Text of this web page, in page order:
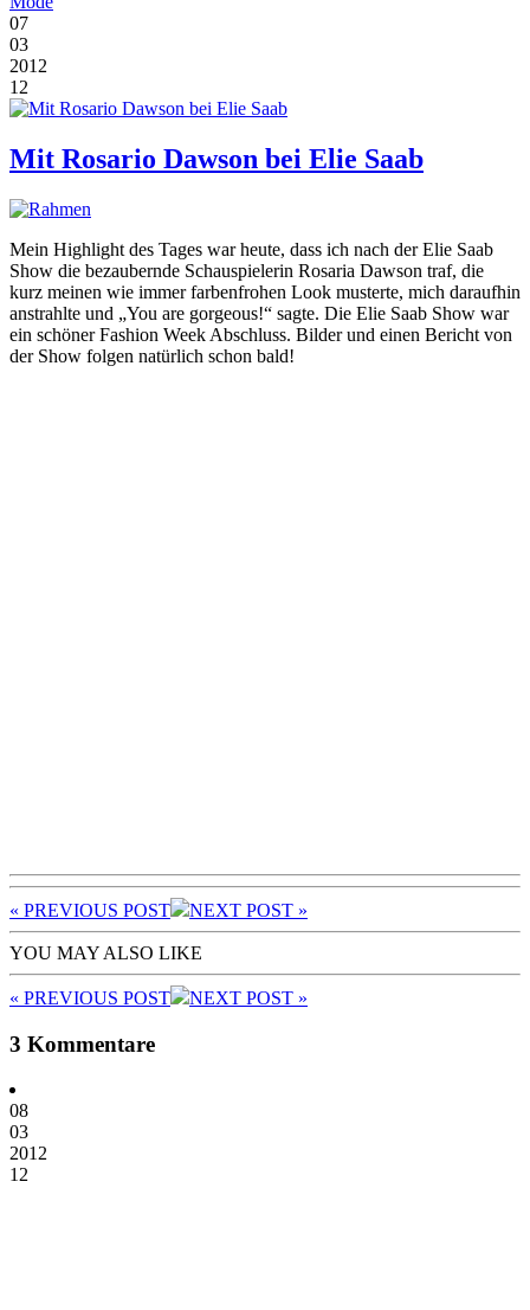
07
03
2012
12
Mit Rosario Dawson bei Elie Saab
Mein Highlight des Tages war heute, dass ich nach der Elie Saab
Show die bezaubernde Schauspielerin Rosaria Dawson traf, die
kurz meinen wie immer farbenfrohen Look musterte, mich daraufhin
anstrahlte und „You are gorgeous!“ sagte. Die Elie Saab Show war
ein schöner Fashion Week Abschluss. Bilder und einen Bericht von
der Show folgen natürlich schon bald!
« PREVIOUS POST NEXT POST »
YOU MAY ALSO LIKE
« PREVIOUS POST NEXT POST »
3 Kommentare
08
03
2012
12